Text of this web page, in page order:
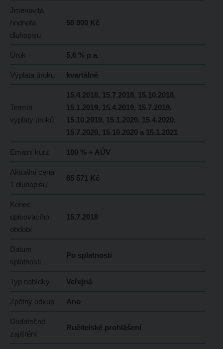
Jmenovitá
hodnota
dluhopisu
50 000 Kč
Úrok 5,6 % p.a.
Výplata úroku kvartálně
Termín
výplaty úroků
15.4.2018, 15.7.2018, 15.10.2018,
15.1.2019, 15.4.2019, 15.7.2019,
15.10.2019, 15.1.2020, 15.4.2020,
15.7.2020, 15.10.2020 a 15.1.2021
Emisní kurz 100 % + AÚV
Aktuální cena
1 dluhopisu
65 571 Kč
Konec
upisovacího
období
15.7.2018
Datum
splatnosti
Po splatnosti
Typ nabídky Veřejná
Zpětný odkup Ano
Dodatečné
zajištění
Ručitelské prohlášení